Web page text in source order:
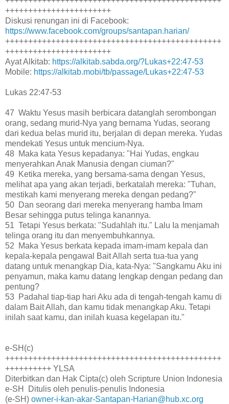
+++++++++++++++++++++++
Diskusi renungan ini di Facebook:
https://www.facebook.com/groups/santapan.harian/
+++++++++++++++++++++++++++++++++++++++++++++++
+++++++++++++++++++++++
Ayat Alkitab: https://alkitab.sabda.org/?Lukas+22:47-53
Mobile: https://alkitab.mobi/tb/passage/Lukas+22:47-53
Lukas 22:47-53
47 Waktu Yesus masih berbicara datanglah serombongan
orang, sedang murid-Nya yang bernama Yudas, seorang
dari kedua belas murid itu, berjalan di depan mereka. Yudas
mendekati Yesus untuk mencium-Nya.
48 Maka kata Yesus kepadanya: "Hai Yudas, engkau
menyerahkan Anak Manusia dengan ciuman?"
49 Ketika mereka, yang bersama-sama dengan Yesus,
melihat apa yang akan terjadi, berkatalah mereka: "Tuhan,
mestikah kami menyerang mereka dengan pedang?"
50 Dan seorang dari mereka menyerang hamba Imam
Besar sehingga putus telinga kanannya.
51 Tetapi Yesus berkata: "Sudahlah itu." Lalu Ia menjamah
telinga orang itu dan menyembuhkannya.
52 Maka Yesus berkata kepada imam-imam kepala dan
kepala-kepala pengawal Bait Allah serta tua-tua yang
datang untuk menangkap Dia, kata-Nya: "Sangkamu Aku ini
penyamun, maka kamu datang lengkap dengan pedang dan
pentung?
53 Padahal tiap-tiap hari Aku ada di tengah-tengah kamu di
dalam Bait Allah, dan kamu tidak menangkap Aku. Tetapi
inilah saat kamu, dan inilah kuasa kegelapan itu."
e-SH(c)
+++++++++++++++++++++++++++++++++++++++++++++++
++++++++++ YLSA
Diterbitkan dan Hak Cipta(c) oleh Scripture Union Indonesia
e-SH Ditulis oleh penulis-penulis Indonesia
(e-SH) owner-i-kan-akar-Santapan-Harian@hub.xc.org